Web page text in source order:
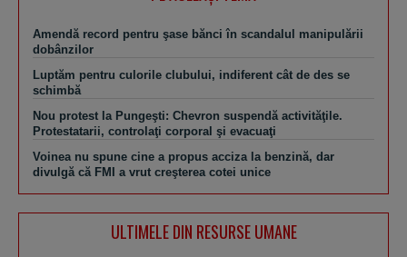
Amendă record pentru şase bănci în scandalul manipulării
dobânzilor
Luptăm pentru culorile clubului, indiferent cât de des se
schimbă
Nou protest la Pungeşti: Chevron suspendă activităţile.
Protestatarii, controlaţi corporal şi evacuaţi
Voinea nu spune cine a propus acciza la benzină, dar
divulgă că FMI a vrut creşterea cotei unice
ULTIMELE DIN RESURSE UMANE